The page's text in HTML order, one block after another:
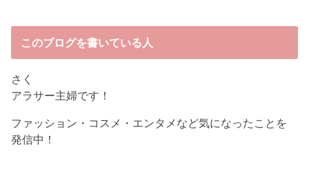
このブログを書いている人
さく
アラサー主婦です！
ファッション・コスメ・エンタメなど気になったことを
発信中！